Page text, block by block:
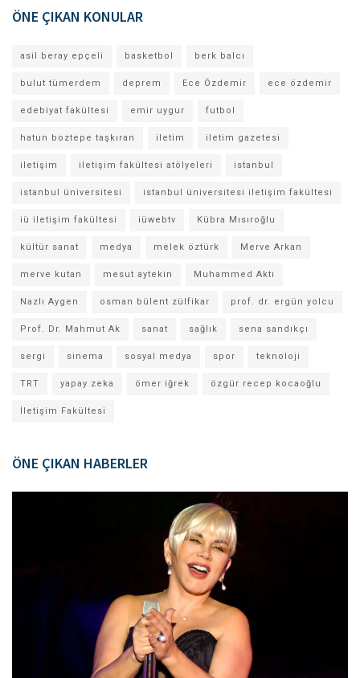
ÖNE ÇIKAN KONULAR
asil beray epçeli basketbol berk balcı
bulut tümerdem deprem Ece Özdemir ece özdemir
edebiyat fakültesi emir uygur futbol
hatun boztepe taşkıran iletim iletim gazetesi
iletişim iletişim fakültesi atölyeleri istanbul
istanbul üniversitesi istanbul üniversitesi iletişim fakültesi
iü iletişim fakültesi iüwebtv Kübra Mısıroğlu
kültür sanat medya melek öztürk Merve Arkan
merve kutan mesut aytekin Muhammed Aktı
Nazlı Aygen osman bülent zülfikar prof. dr. ergün yolcu
Prof. Dr. Mahmut Ak sanat sağlık sena sandıkçı
sergi sinema sosyal medya spor teknoloji
TRT yapay zeka ömer iğrek özgür recep kocaoğlu
İletişim Fakültesi
ÖNE ÇIKAN HABERLER